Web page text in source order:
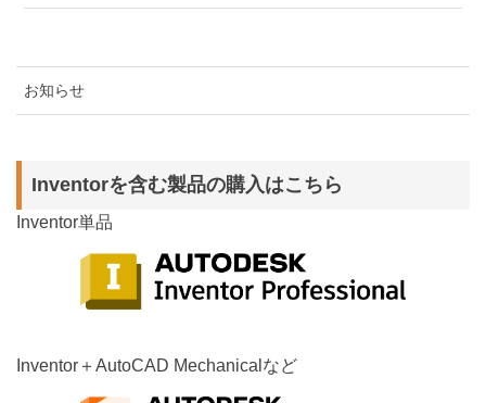
お知らせ
Inventorを含む製品の購入はこちら
Inventor単品
Inventor＋AutoCAD Mechanicalなど